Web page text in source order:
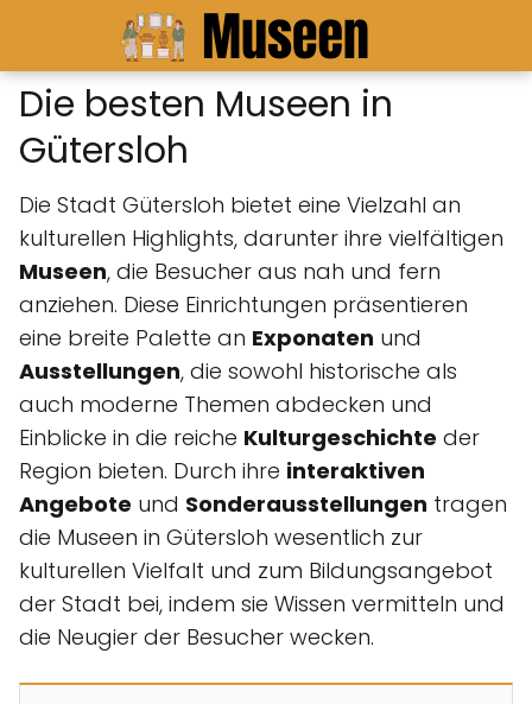
Die besten Museen in
Gütersloh
Die Stadt Gütersloh bietet eine Vielzahl an
kulturellen Highlights, darunter ihre vielfältigen
Museen, die Besucher aus nah und fern
anziehen. Diese Einrichtungen präsentieren
eine breite Palette an Exponaten und
Ausstellungen, die sowohl historische als
auch moderne Themen abdecken und
Einblicke in die reiche Kulturgeschichte der
Region bieten. Durch ihre interaktiven
Angebote und Sonderausstellungen tragen
die Museen in Gütersloh wesentlich zur
kulturellen Vielfalt und zum Bildungsangebot
der Stadt bei, indem sie Wissen vermitteln und
die Neugier der Besucher wecken.